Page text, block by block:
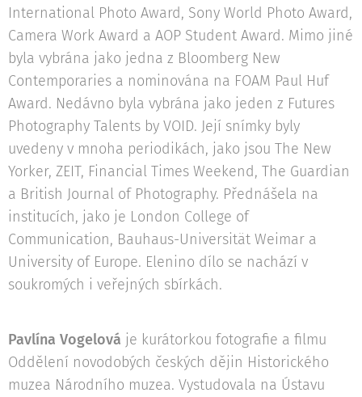
International Photo Award, Sony World Photo Award,
Camera Work Award a AOP Student Award. Mimo jiné
byla vybrána jako jedna z Bloomberg New
Contemporaries a nominována na FOAM Paul Huf
Award. Nedávno byla vybrána jako jeden z Futures
Photography Talents by VOID. Její snímky byly
uvedeny v mnoha periodikách, jako jsou The New
Yorker, ZEIT, Financial Times Weekend, The Guardian
a British Journal of Photography. Přednášela na
institucích, jako je London College of
Communication, Bauhaus-Universität Weimar a
University of Europe. Elenino dílo se nachází v
soukromých i veřejných sbírkách.
Pavlína Vogelová je kurátorkou fotografie a filmu
Oddělení novodobých českých dějin Historického
muzea Národního muzea. Vystudovala na Ústavu